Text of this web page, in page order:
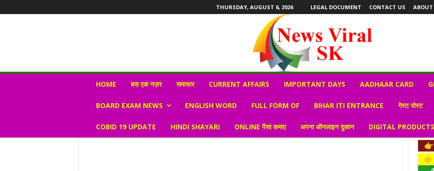
THURSDAY, AUGUST 6, 2026 LEGAL DOCUMENT CONTACT US ABOUT
r
HOME बस एक नज़र समाचार CURRENT AFFAIRS IMPORTANT DAYS AADHAAR CARD
BOARD EXAM NEWS ENGLISH WORD FULL FORM OF BIHAR ITI ENTRANCE गेस्ट पोस्ट
COBID 19 UPDATE HINDI SHAYARI ONLINE पैसा कमाए अपना ऑनलाइन दुकान DIGITAL